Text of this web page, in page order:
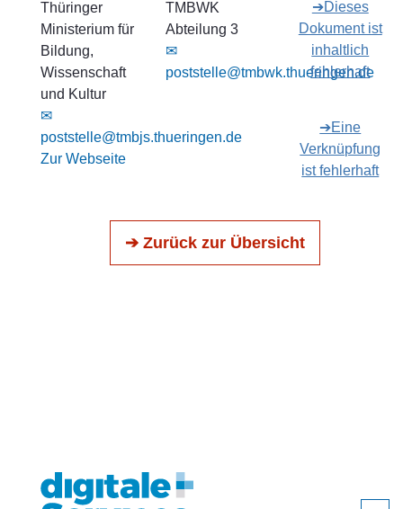
Thüringer
Ministerium für
Bildung,
Wissenschaft
und Kultur
✉
poststelle@tmbjs.thueringen.de
Zur Webseite
TMBWK
Abteilung 3
✉
poststelle@tmbwk.thueringen.de
➔Dieses
Dokument ist
inhaltlich
fehlerhaft
➔Eine
Verknüpfung
ist fehlerhaft
➔ Zurück zur Übersicht